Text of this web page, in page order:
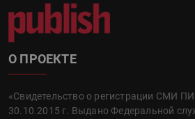
О ПРОЕКТЕ
«Свидетельство о регистрации СМИ
30.10.2015 г. Выдано Федеральной